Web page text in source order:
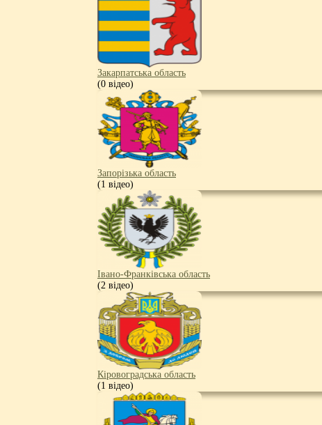
Закарпатська область
(0 відео)
Запорізька область
(1 відео)
Івано-Франківська область
(2 відео)
Кіровоградська область
(1 відео)